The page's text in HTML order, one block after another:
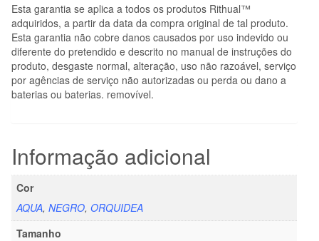
Esta garantia se aplica a todos os produtos Rithual™
adquiridos, a partir da data da compra original de tal produto.
Esta garantia não cobre danos causados por uso indevido ou
diferente do pretendido e descrito no manual de instruções do
produto, desgaste normal, alteração, uso não razoável, serviço
por agências de serviço não autorizadas ou perda ou dano a
baterias ou baterias. removível.
Informação adicional
Cor
AQUA, NEGRO, ORQUIDEA
Tamanho